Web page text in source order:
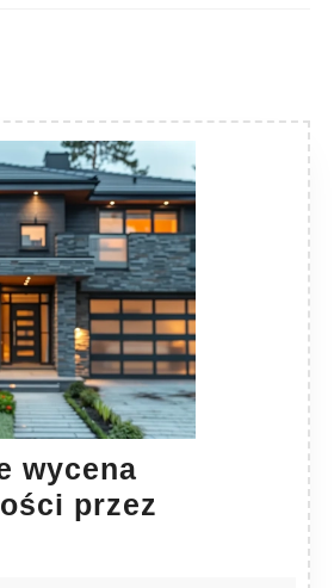
wycena
przez